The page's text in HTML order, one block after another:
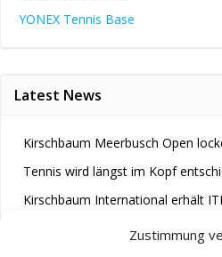
Zustimmung
YONEX Tennis Base
Latest News
Kirschbaum Meerbusch Open
Tennis wird längst im Kopf
Kirschbaum International erhält